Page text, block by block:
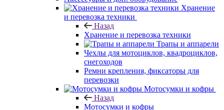
Хранение
и перевозка техники
Назад
Хранение и перевозка техники
Трапы и аппарели
Чехлы для мотоциклов, квадроциклов,
снегоходов
Ремни крепления, фиксаторы для
перевозки
Мотосумки и кофры
Назад
Мотосумки и кофры